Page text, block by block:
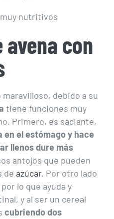
avena con
debido a su
tiene funciones muy
Primero, es saciante,
en el estómago y hace
llenos dure más
antojos que pueden
de azúcar. Por otro lado
lo que ayuda y
y al ser un cereal
cubriendo dos